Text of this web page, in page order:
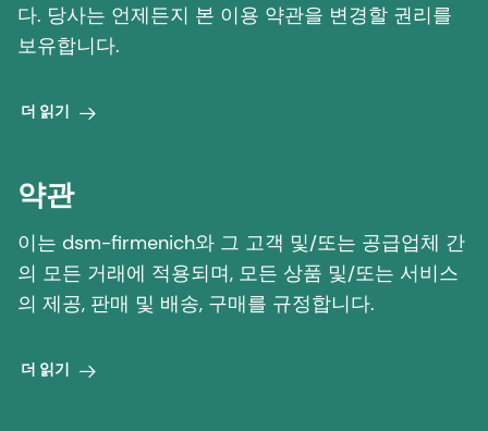
다. 당사는 언제든지 본 이용 약관을 변경할 권리를
보유합니다.
더 읽기
약관
이는 dsm-firmenich와 그 고객 및/또는 공급업체 간
의 모든 거래에 적용되며, 모든 상품 및/또는 서비스
의 제공, 판매 및 배송, 구매를 규정합니다.
더 읽기